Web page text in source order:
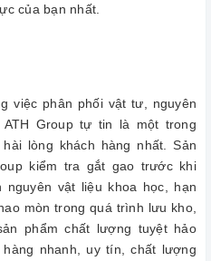
của bạn nhất.
việc phân phối vật tư, nguyên
Group tự tin là một trong
lòng khách hàng nhất. Sản
kiểm tra gắt gao trước khi
vật liệu khoa học, hạn
mòn trong quá trình lưu kho,
phẩm chất lượng tuyệt hảo
nhanh, uy tín, chất lượng